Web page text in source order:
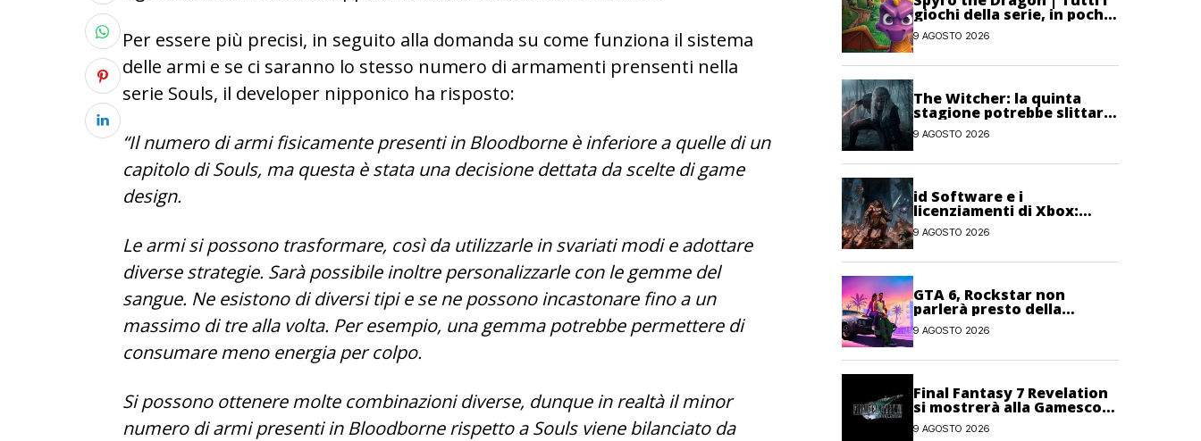
Per essere più precisi, in seguito alla domanda su come funziona il sistema
delle armi e se ci saranno lo stesso numero di armamenti prensenti nella
serie Souls, il developer nipponico ha risposto:
“Il numero di armi fisicamente presenti in Bloodborne è inferiore a quelle di un
capitolo di Souls, ma questa è stata una decisione dettata da scelte di game
design.
Le armi si possono trasformare, così da utilizzarle in svariati modi e adottare
diverse strategie. Sarà possibile inoltre personalizzarle con le gemme del
sangue. Ne esistono di diversi tipi e se ne possono incastonare fino a un
massimo di tre alla volta. Per esempio, una gemma potrebbe permettere di
consumare meno energia per colpo.
Si possono ottenere molte combinazioni diverse, dunque in realtà il minor
numero di armi presenti in Bloodborne rispetto a Souls viene bilanciato da
giochi della serie, in poche
parole
9 AGOSTO 2026
The Witcher: la quinta
stagione potrebbe slittare
al 2027
9 AGOSTO 2026
id Software e i
licenziamenti di Xbox:
“Impossibile fare AAA con
metà del personale”
9 AGOSTO 2026
GTA 6, Rockstar non
parlerà presto della
modalità Online: priorità al
single-player
9 AGOSTO 2026
Final Fantasy 7 Revelation
si mostrerà alla Gamescom
Opening Night Live
9 AGOSTO 2026